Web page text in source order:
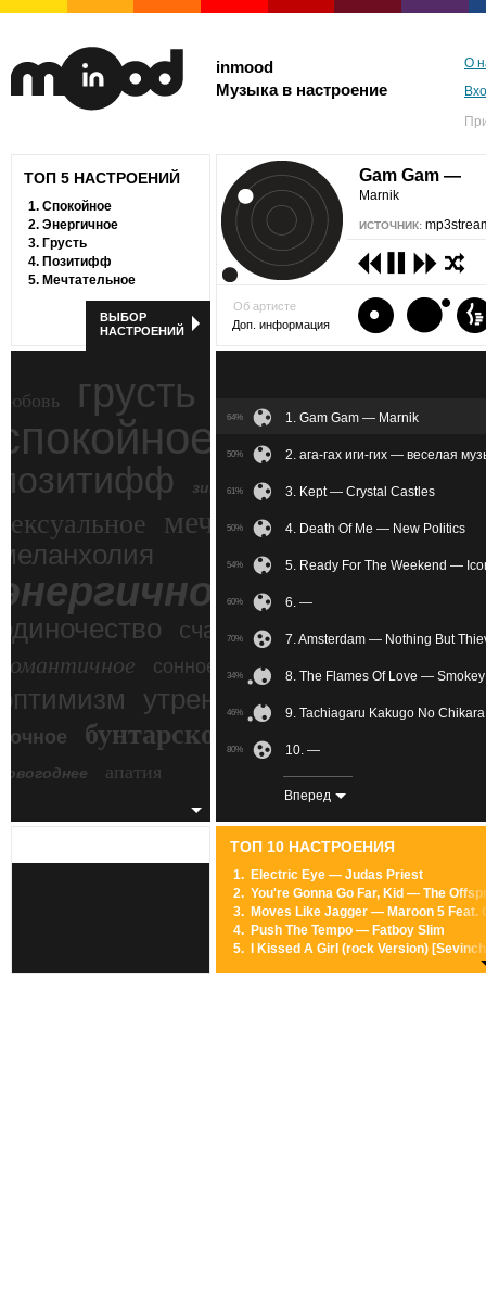
inmood
Музыка в настроение
О
ТОП 5 НАСТРОЕНИЙ
1. Спокойное
2. Энергичное
3. Грусть
4. Позитифф
5. Мечтательное
ВЫБОР
НАСТРОЕНИЙ
грусть
ностальгия
зимний экстрим
мечтательное
счастье
сонное
утреннее злость
бунтарское
беспокойное
апатия
Gam Gam —
Marnik
ИСТОЧНИК:
Об артисте
Доп. информация
64% 1. Gam Gam — Marnik
50% 2. ага-гах иги-гих — веселая
61% 3. Kept — Crystal Castles
50% 4. Death Of Me — New Politics
54% 5. Ready For The Weekend —
60% 6. —
70% 7. Amsterdam — Nothing But
34% 8. The Flames Of Love —
46% 9. Tachiagaru Kakugo No
80% 10. —
11. Circles — KDrew
73% 12. Хуткімі думкамі — NAVIBAND
59% 14. саламандр — Fairy Tail
48% 15. —
47% 16. TENDER LOVE — EXO
Вперед
ТОП 10 НАСТРОЕНИЯ
1. Electric Eye — Judas Priest
2. You're Gonna Go Far, Kid — The
3. Moves Like Jagger — Maroon 5 Feat.
4. Push The Tempo — Fatboy Slim
5.
I Kissed A Girl (rock Version)
Pretty Fly (For A White Guy) —